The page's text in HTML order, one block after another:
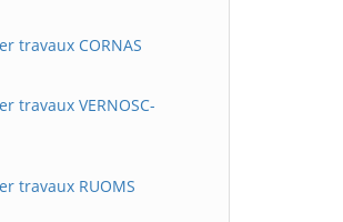
travaux CORNAS
travaux VERNOSC-
travaux RUOMS